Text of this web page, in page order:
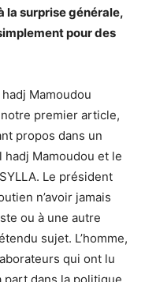
la surprise générale,
pour des
hadj Mamoudou
notre premier article,
propos dans un
hadj Mamoudou et le
Le président
n’avoir jamais
ou à une autre
sujet. L’homme,
qui ont lu